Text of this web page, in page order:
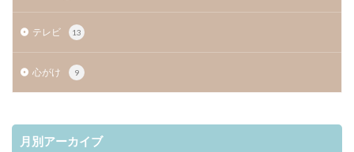
テレビ 13
心がけ 9
月別アーカイブ